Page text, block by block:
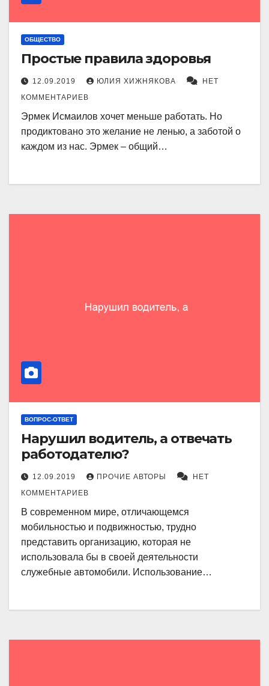
ОБЩЕСТВО
Простые правила здоровья
12.09.2019 ЮЛИЯ ХИЖНЯКОВА
НЕТ
КОММЕНТАРИЕВ
Эрмек Исмаилов хочет меньше работать. Но
продиктовано это желание не ленью, а заботой о
каждом из нас. Эрмек – общий…
ВОПРОС-ОТВЕТ
Нарушил водитель, а отвечать
работодателю?
12.09.2019 ПРОЧИЕ АВТОРЫ
НЕТ
КОММЕНТАРИЕВ
В современном мире, отличающемся
мобильностью и подвижностью, трудно
представить организацию, которая не
использовала бы в своей деятельности
служебные автомобили. Использование…